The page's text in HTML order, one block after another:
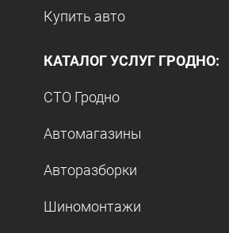
Купить авто
КАТАЛОГ УСЛУГ ГРОДНО:
СТО Гродно
Автомагазины
Авторазборки
Шиномонтажи